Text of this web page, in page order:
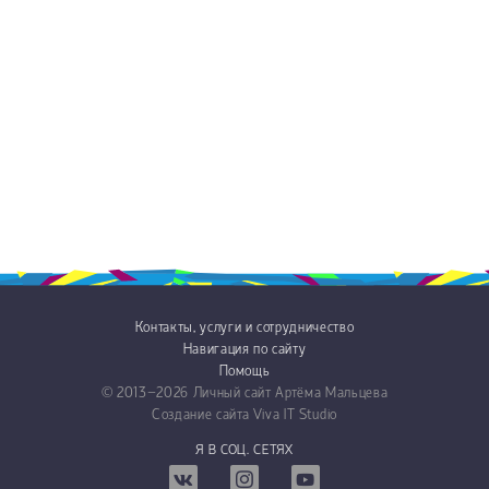
Контакты, услуги и сотрудничество
Навигация по сайту
Помощь
© 2013−2026 Личный сайт Артёма Мальцева
Создание сайта Viva IT Studio
Я В СОЦ. СЕТЯХ